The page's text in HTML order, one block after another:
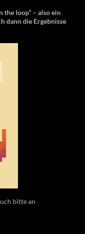
the loop“ – also ein
dann die Ergebnisse
bitte an